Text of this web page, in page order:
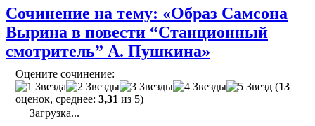
Сочинение на тему: «Образ Самсона
Вырина в повести “Станционный
смотритель” А. Пушкина»
Оцените сочинение:
(13
оценок, среднее: 3,31 из 5)
Загрузка...